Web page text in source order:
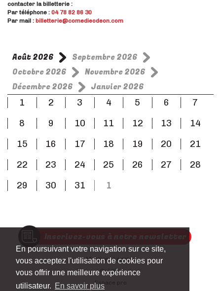
En poursuivant votre navigation sur ce site,
vous acceptez l'utilisation de cookies pour
vous offrir une meilleure expérience
utilisateur. En savoir plus
contacter la billetterie :
Par téléphone : 04 78 82 86 30
Par mail : billetterie@comedieodeon.com
Août 2026
Septembre 2026
Octobre 2026
Novembre 2026
Décembre 2026
Janvier 2026
1
2 3 4 5 6
7
8
9 10 11 12 13
14
15
16 17 18 19 20
21
22
23 24 25 26 27
28
29
30 31 1
Mentions Légales
Crédits
Espace pro